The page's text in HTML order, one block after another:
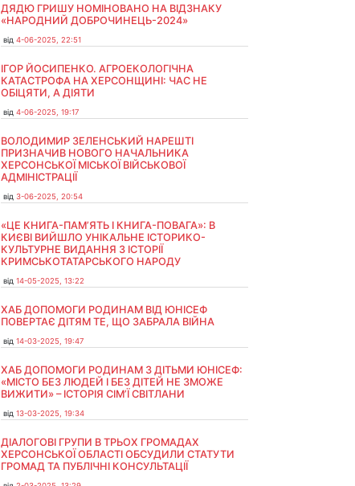
ДЯДЮ ГРИШУ НОМІНОВАНО НА ВІДЗНАКУ
«НАРОДНИЙ ДОБРОЧИНЕЦЬ-2024»
від 4-06-2025, 22:51
ІГОР ЙОСИПЕНКО. АГРОЕКОЛОГІЧНА
КАТАСТРОФА НА ХЕРСОНЩИНІ: ЧАС НЕ
ОБІЦЯТИ, А ДІЯТИ
від 4-06-2025, 19:17
ВОЛОДИМИР ЗЕЛЕНСЬКИЙ НАРЕШТІ
ПРИЗНАЧИВ НОВОГО НАЧАЛЬНИКА
ХЕРСОНСЬКОЇ МІСЬКОЇ ВІЙСЬКОВОЇ
АДМІНІСТРАЦІЇ
від 3-06-2025, 20:54
«ЦЕ КНИГА-ПАМ’ЯТЬ І КНИГА-ПОВАГА»: В
КИЄВІ ВИЙШЛО УНІКАЛЬНЕ ІСТОРИКО-
КУЛЬТУРНЕ ВИДАННЯ З ІСТОРІЇ
КРИМСЬКОТАТАРСЬКОГО НАРОДУ
від 14-05-2025, 13:22
ХАБ ДОПОМОГИ РОДИНАМ ВІД ЮНІСЕФ
ПОВЕРТАЄ ДІТЯМ ТЕ, ЩО ЗАБРАЛА ВІЙНА
від 14-03-2025, 19:47
ХАБ ДОПОМОГИ РОДИНАМ З ДІТЬМИ ЮНІСЕФ:
«МІСТО БЕЗ ЛЮДЕЙ І БЕЗ ДІТЕЙ НЕ ЗМОЖЕ
ВИЖИТИ» – ІСТОРІЯ СІМʼЇ СВІТЛАНИ
від 13-03-2025, 19:34
ДІАЛОГОВІ ГРУПИ В ТРЬОХ ГРОМАДАХ
ХЕРСОНСЬКОЇ ОБЛАСТІ ОБСУДИЛИ СТАТУТИ
ГРОМАД ТА ПУБЛІЧНІ КОНСУЛЬТАЦІЇ